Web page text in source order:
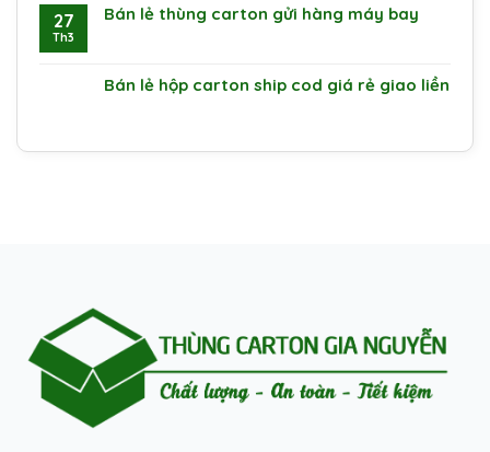
27
Th3
Bán lẻ thùng carton gửi hàng máy bay
Bán lẻ hộp carton ship cod giá rẻ giao liền